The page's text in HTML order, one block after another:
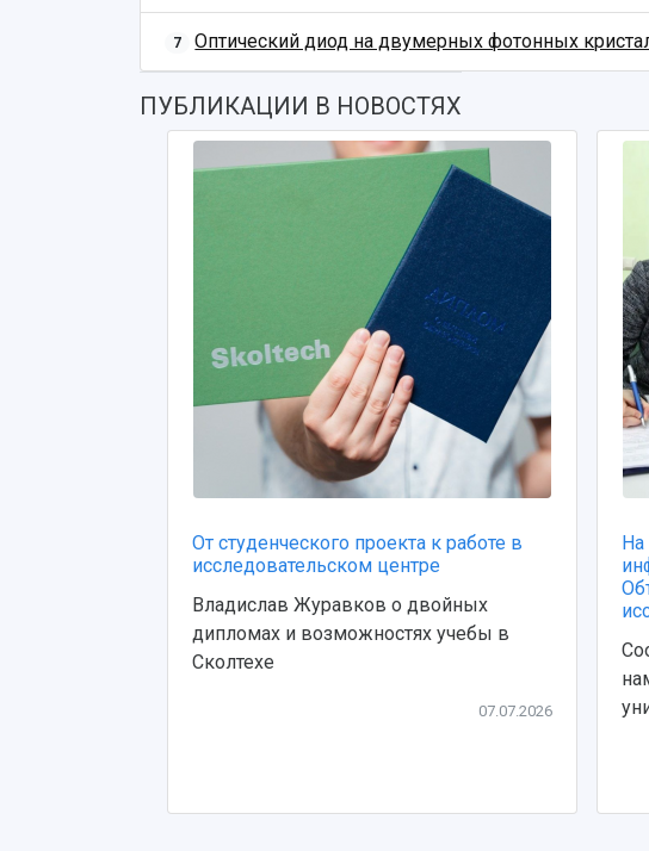
7 Оптический диод на двумерных фотонных
ПУБЛИКАЦИИ В НОВОСТЯХ
От студенческого проекта к работе в
исследовательском центре
Владислав Журавков о двойных
дипломах и возможностях учебы в
Сколтехе
07.07.2026
На